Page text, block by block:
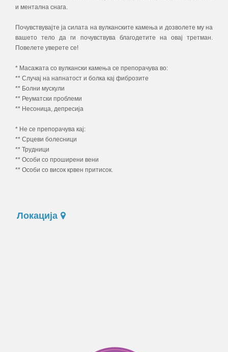
и ментална снага.
Почувствувајте ја силата на вулканските камења и дозволете му на
вашето тело да ги почувствува благодетите на овај третман.
Повелете уверете се!
* Масажата со вулкански камења се препорачува во:
** Случај на напнатост и болка кај фиброзите
** Болни мускули
** Реуматски проблеми
** Несоница, депресија
* Не се препорачува кај:
** Срцеви болесници
** Трудници
** Особи со проширени вени
** Особи со висок крвен притисок.
Локација